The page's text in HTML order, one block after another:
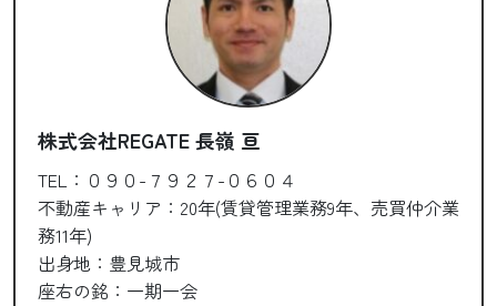
株式会社REGATE 長嶺 亘
TEL：０９０-７９２７-０６０４
不動産キャリア：20年(賃貸管理業務9年、売買仲介業
務11年)
出身地：豊見城市
座右の銘：一期一会